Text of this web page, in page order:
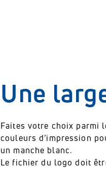
Une
Faites votre choix parmi
couleurs d’impression
un manche blanc.
Le fichier du logo doit